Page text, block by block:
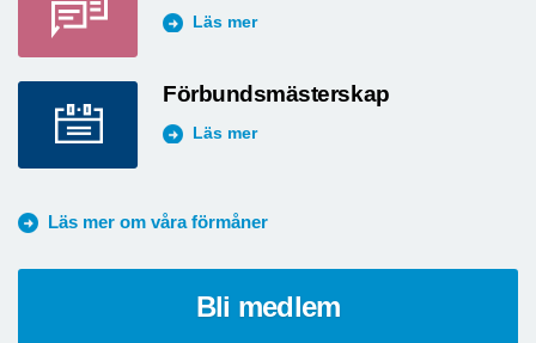
Läs mer
Förbundsmästerskap
Läs mer
Läs mer om våra förmåner
Bli medlem